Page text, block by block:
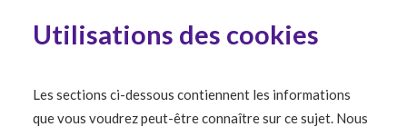
GÉNÉRALISTES
INFOS PRATIQUES
Utilisations des cookies
Les sections ci-dessous contiennent les informations
que vous voudrez peut-être connaître sur ce sujet. Nous